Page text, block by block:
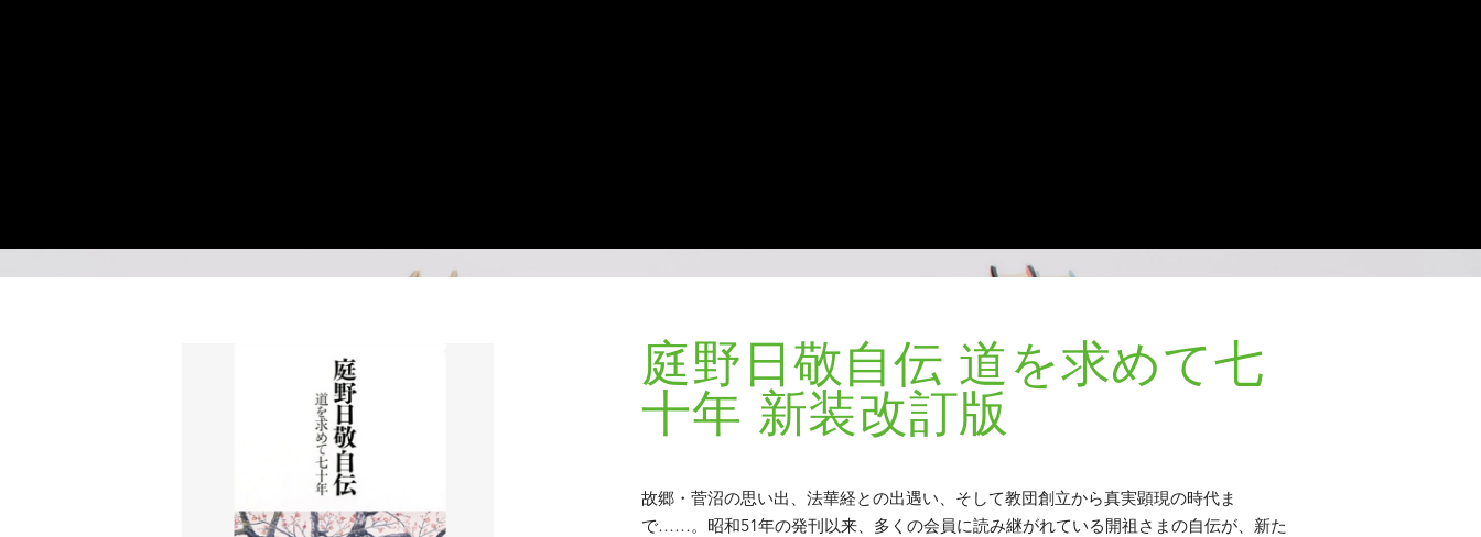
庭野日敬自伝 道を求めて七
十年 新装改訂版
故郷・菅沼の思い出、法華経との出遇い、そして教団創立から真実顕現の時代ま
で……。昭和51年の発刊以来、多くの会員に読み継がれている開祖さまの自伝が、新た